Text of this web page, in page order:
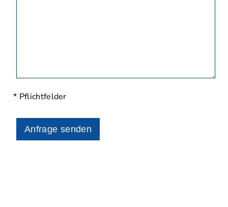
* Pflichtfelder
Anfrage senden